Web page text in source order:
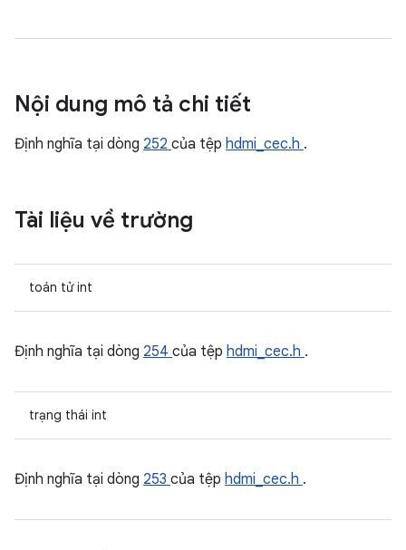
Nội dung mô tả chi tiết
Định nghĩa tại dòng 252 của tệp hdmi_cec.h .
Tài liệu về trường
toán tử int
Định nghĩa tại dòng 254 của tệp hdmi_cec.h .
trạng thái int
Định nghĩa tại dòng 253 của tệp hdmi_cec.h .